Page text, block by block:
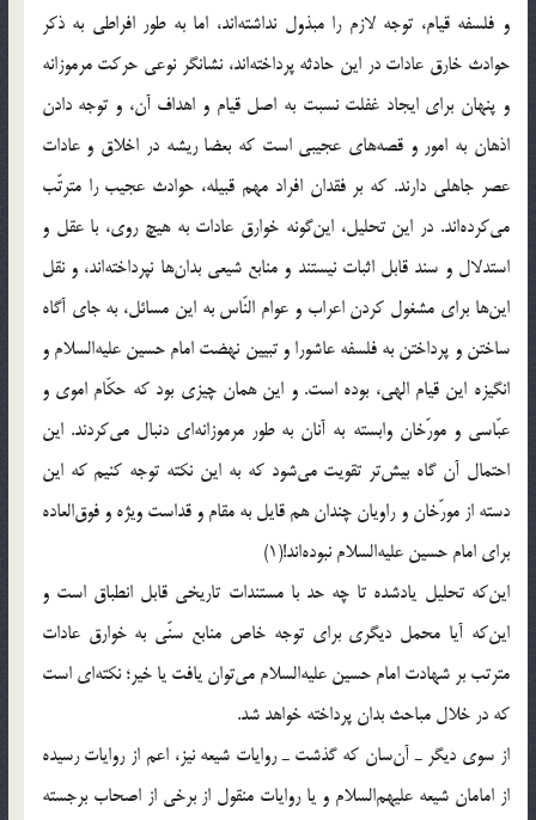
و فلسفه قیام، توجه لازم را مبذول نداشته‌اند، اما به طور افراطی به ذکر
حوادث خارق عادات در این حادثه پرداخته‌اند، نشانگر نوعی حرکت مرموزانه
و پنهان برای ایجاد غفلت نسبت به اصل قیام و اهداف آن، و توجه دادن
اذهان به امور و قصه‌های عجیبی است که بعضا ریشه در اخلاق و عادات
عصر جاهلی دارند. که بر فقدان افراد مهم قبیله، حوادث عجیب را مترتّب
می‌کرده‌اند. در این تحلیل، این‌گونه خوارق عادات به هیچ روی، با عقل و
استدلال و سند قابل اثبات نیستند و منابع شیعی بدان‌ها نپرداخته‌اند، و نقل
این‌ها برای مشغول کردن اعراب و عوام النّاس به این مسائل، به جای آگاه
ساختن و پرداختن به فلسفه عاشورا و تبیین نهضت امام حسین علیه‌السلام و
انگیزه این قیام الهی، بوده است. و این همان چیزی بود که حکّام اموی و
عبّاسی و مورّخان وابسته به آنان به طور مرموزانه‌ای دنبال می‌کردند. این
احتمال آن گاه بیش‌تر تقویت می‌شود که به این نکته توجه کنیم که این
دسته از مورّخان و راویان چندان هم قایل به مقام و قداست ویژه و فوق‌العاده
برای امام حسین علیه‌السلام نبوده‌اند!(1)
این‌که تحلیل یادشده تا چه حد با مستندات تاریخی قابل انطباق است و
این‌که آیا محمل دیگری برای توجه خاص منابع سنّی به خوارق عادات
مترتب بر شهادت امام حسین علیه‌السلام می‌توان یافت یا خیر؛ نکته‌ای است
که در خلال مباحث بدان پرداخته خواهد شد.
از سوی دیگر ـ آن‌سان که گذشت ـ روایات شیعه نیز، اعم از روایات رسیده
از امامان شیعه علیهم‌السلام و یا روایات منقول از برخی از اصحاب برجسته